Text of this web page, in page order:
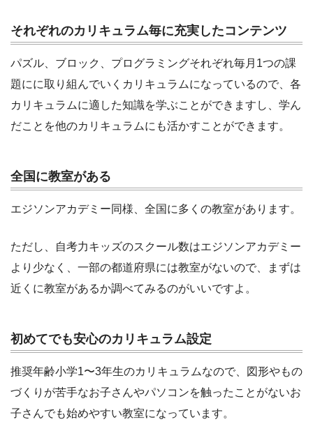
それぞれのカリキュラム毎に充実したコンテンツ
パズル、ブロック、プログラミングそれぞれ毎月1つの課
題にに取り組んでいくカリキュラムになっているので、各
カリキュラムに適した知識を学ぶことができますし、学ん
だことを他のカリキュラムにも活かすことができます。
全国に教室がある
エジソンアカデミー同様、全国に多くの教室があります。
ただし、自考力キッズのスクール数はエジソンアカデミー
より少なく、一部の都道府県には教室がないので、まずは
近くに教室があるか調べてみるのがいいですよ。
初めてでも安心のカリキュラム設定
推奨年齢小学1〜3年生のカリキュラムなので、図形やもの
づくりが苦手なお子さんやパソコンを触ったことがないお
子さんでも始めやすい教室になっています。